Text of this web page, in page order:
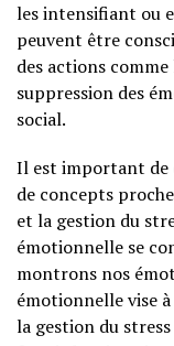
les intensifiant ou
peuvent être
des actions
suppression des
social.
Il est important de
de concepts
et la gestion du
émotionnelle se
montrons nos
émotionnelle vise
la gestion du